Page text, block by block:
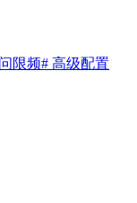
限频# 高级配置